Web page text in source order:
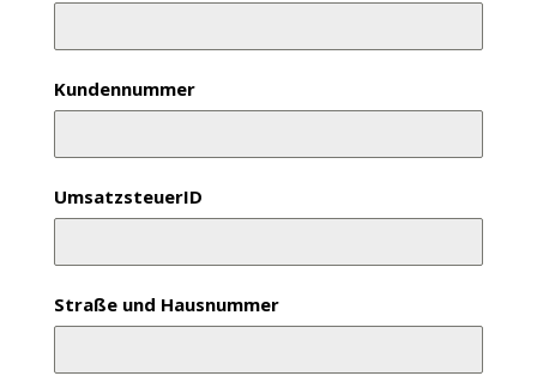
Kundennummer
UmsatzsteuerID
Straße und Hausnummer